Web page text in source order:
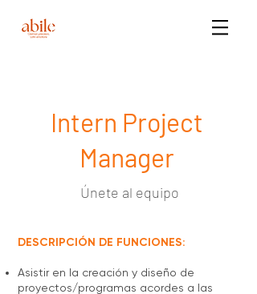
Intern Project
Manager
Únete al equipo
DESCRIPCIÓN DE FUNCIONES:
Asistir en la creación y diseño de
proyectos/programas acordes a las